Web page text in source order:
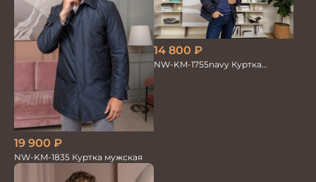
19 900 ₽
NW-KM-1835 Куртка мужская
14 800 ₽
NW-KM-1755navy Куртка